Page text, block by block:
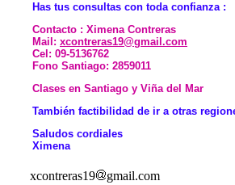
Has tus consultas con toda confianza :
Contacto : Ximena Contreras
Mail: xcontreras19@gmail.com
Cel: 09-5136762
Fono Santiago: 2859011
Clases en Santiago y Viña del Mar
También factibilidad de ir a otras
Saludos cordiales
Ximena
xcontreras19 gmail.com